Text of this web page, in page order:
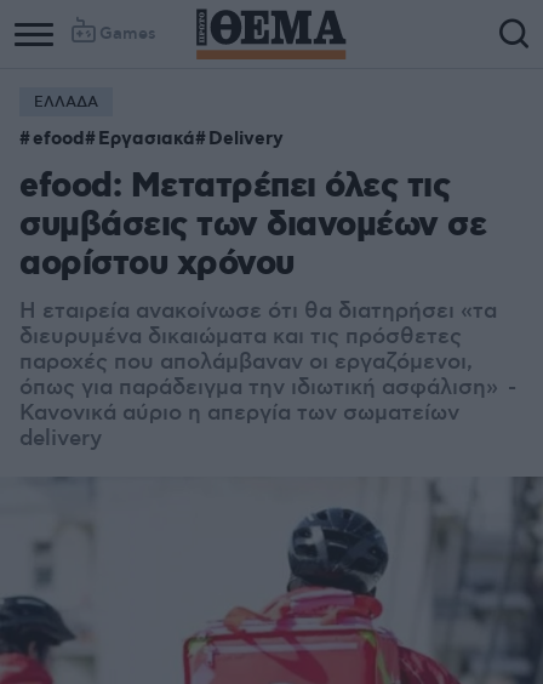
Games
ΕΛΛΑΔΑ
efood Εργασιακά Delivery
efood: Μετατρέπει όλες τις
συμβάσεις των διανομέων σε
αορίστου χρόνου
Η εταιρεία ανακοίνωσε ότι θα διατηρήσει «τα
διευρυμένα δικαιώματα και τις πρόσθετες
παροχές που απολάμβαναν οι εργαζόμενοι,
όπως για παράδειγμα την ιδιωτική ασφάλιση» -
Κανονικά αύριο η απεργία των σωματείων
delivery